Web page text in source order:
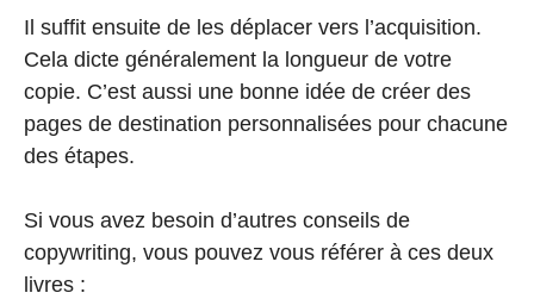
Il suffit ensuite de les déplacer vers l’acquisition.
Cela dicte généralement la longueur de votre
copie. C’est aussi une bonne idée de créer des
pages de destination personnalisées pour chacune
des étapes.
Si vous avez besoin d’autres conseils de
copywriting, vous pouvez vous référer à ces deux
livres :